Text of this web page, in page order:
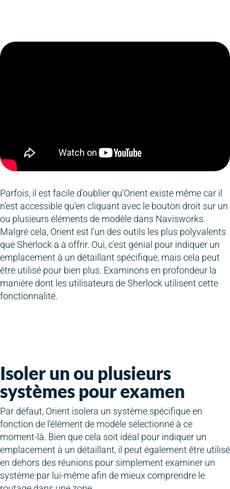
Parfois, il est facile d'oublier qu'Orient existe même car il
n'est accessible qu'en cliquant avec le bouton droit sur un
ou plusieurs éléments de modèle dans Navisworks.
Malgré cela, Orient est l'un des outils les plus polyvalents
que Sherlock a à offrir. Oui, c'est génial pour indiquer un
emplacement à un détaillant spécifique, mais cela peut
être utilisé pour bien plus. Examinons en profondeur la
manière dont les utilisateurs de Sherlock utilisent cette
fonctionnalité.
Isoler un ou plusieurs
systèmes pour examen
Par défaut, Orient isolera un système spécifique en
fonction de l'élément de modèle sélectionné à ce
moment-là. Bien que cela soit idéal pour indiquer un
emplacement à un détaillant, il peut également être utilisé
en dehors des réunions pour simplement examiner un
système par lui-même afin de mieux comprendre le